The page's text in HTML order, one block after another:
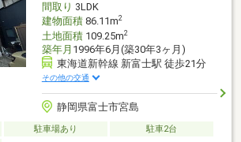
間取り 3LDK
建物面積86.11m2
土地面積109.25m2
築年月 1996年6月(築30年3ヶ月)
東海道新幹線 新富士駅 徒歩21分
その他の交通
静岡県富士市宮島
駐車場あり
駐車2台